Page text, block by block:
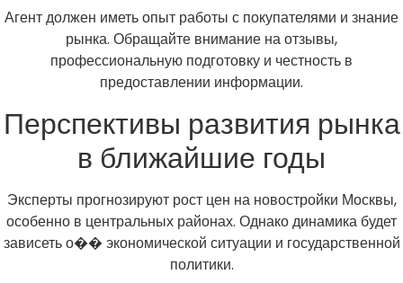
Агент должен иметь опыт работы с покупателями и знание
рынка. Обращайте внимание на отзывы,
профессиональную подготовку и честность в
предоставлении информации.
Перспективы развития рынка
в ближайшие годы
Эксперты прогнозируют рост цен на новостройки Москвы,
особенно в центральных районах. Однако динамика будет
зависеть о�� экономической ситуации и государственной
политики.